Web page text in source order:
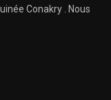
Conakry . Nous